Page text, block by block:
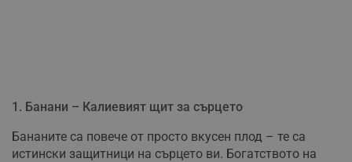
1. Банани – Калиевият щит за сърцето
Бананите са повече от просто вкусен плод – те са
истински защитници на сърцето ви. Богатството на